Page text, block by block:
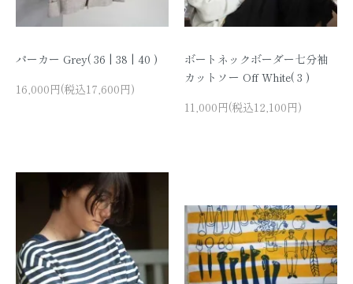
パーカー Grey( 36 | 38 | 40 )
16,000円(税込17,600円)
ボートネックボーダー七分袖
カットソー Off White( 3 )
11,000円(税込12,100円)